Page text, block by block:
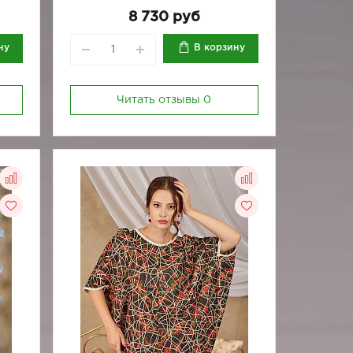
8 730 руб
В корзину
Читать отзывы 0